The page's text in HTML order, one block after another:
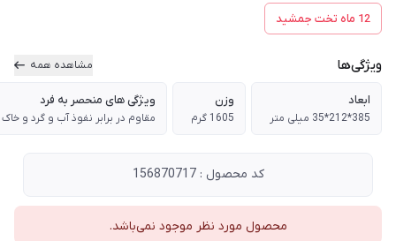
12 ماه تخت جمشید
ویژگی‌ها مشاهده همه
ابعاد
385*212*35 میلی متر
وزن
1605 گرم
ویژگی های منحصر به فرد
مقاوم در برابر نفوذ آب و گرد و خاک
کد محصول : 156870717
محصول مورد نظر موجود نمی‌باشد.